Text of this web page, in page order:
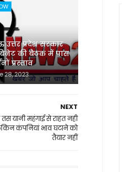
प्रदेश सरकार
की बैठक में पास
प्रस्ताव
28, 2023
NEXT
यानी महंगाई से राहत नही
कंपनियां भाव घटाने को
तैयार नहीं